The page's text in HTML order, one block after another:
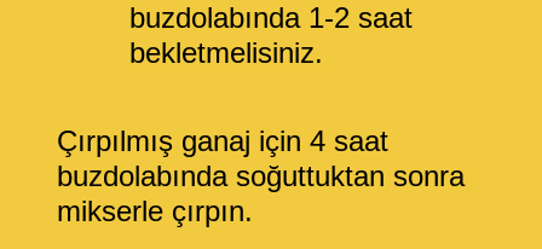
buzdolabında 1-2 saat
bekletmelisiniz.
Çırpılmış ganaj için 4 saat
buzdolabında soğuttuktan sonra
mikserle çırpın.